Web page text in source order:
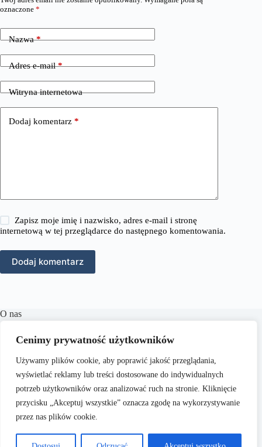
Cenimy prywatność użytkowników
Używamy plików cookie, aby poprawić jakość przeglądania,
wyświetlać reklamy lub treści dostosowane do indywidualnych
potrzeb użytkowników oraz analizować ruch na stronie. Kliknięcie
przycisku „Akceptuj wszystkie” oznacza zgodę na wykorzystywanie
przez nas plików cookie.
oznaczone *
Nazwa*
Adres e-mail*
Witryna internetowa
Dodaj komentarz *
Zapisz moje imię i nazwisko, adres e-mail i stronę
internetową w tej przeglądarce do następnego komentowania.
Dodaj komentarz
O nas
różnorodne treści z zakresu prawa karnego, cywilnego,
celem jest dostarczanie aktualnych informacji, praktycznych
porad oraz inspiracji, które wspierają czytelników w
zrozumieniu skomplikowanych zagadnień prawnych i
podejmowaniu świadomych decyzji.